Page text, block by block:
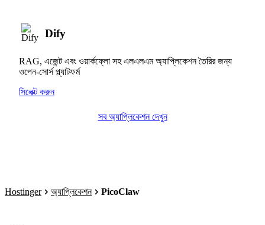
Dify
RAG, এজেন্ট এবং ওয়ার্কফ্লো সহ এলএলএম অ্যাপ্লিকেশন তৈরির জন্য
ওপেন-সোর্স প্ল্যাটফর্ম
সিলেক্ট করুন
সব অ্যাপ্লিকেশন দেখুন
Hostinger অ্যাপ্লিকেশন PicoClaw